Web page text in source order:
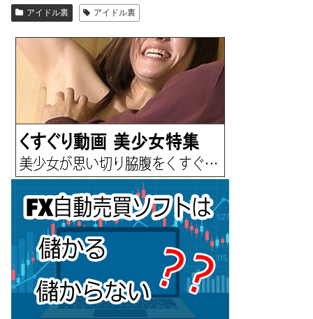
アイドル裏 アイドル裏